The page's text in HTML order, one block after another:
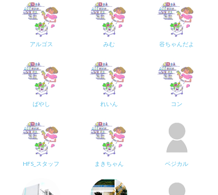
アルゴス みむ 谷ちゃんだよ
ばやし れいん コン
HFS_スタッフ まきちゃん ベジカル